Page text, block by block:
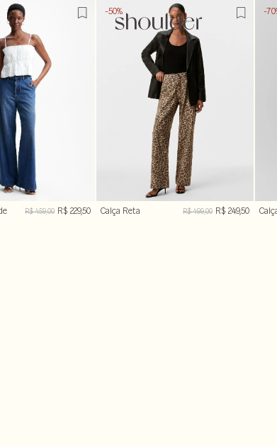
R$ 459,00 R$ 229,50
-50%
Calça Reta
R$ 499,00 R$ 249,50
-